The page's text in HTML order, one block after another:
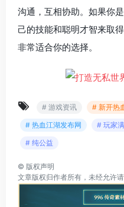
沟通，互相协助。如果你
己的技能和聪明才智来取
非常适合你的选择。
# 游戏资讯 # 新开热
# 热血江湖发布网
# 玩家
# 纯公益
© 版权声明
文章版权归作者所有，未经允许请